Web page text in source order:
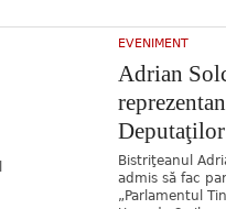
EVENIMENT
Adrian
Deputaţilor
Bistriţeanul
admis să fac
„Parlamentul